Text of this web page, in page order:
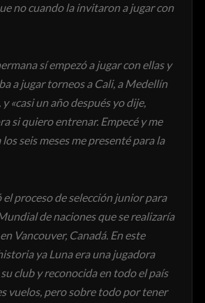
no cuando la invitaron a jugar con
sí empezó a jugar con ellas y
a jugar torneos a Cali, a Medellín
«casi un año después yo dije,
si quiero entrenar. Empecé y me
seis meses me presenté para la
el proceso de selección junior para
de naciones que se realizaría
Vancouver, Canadá. En este
ya Luna era una jugadora
club y reconocida en todo el país
vuelos, pero sobre todo por tener